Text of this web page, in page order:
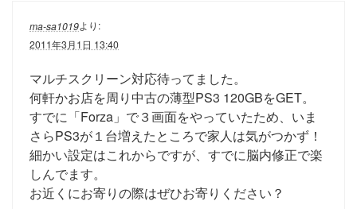
ma-sa1019より:
2011年3月1日 13:40
マルチスクリーン対応待ってました。
何軒かお店を周り中古の薄型PS3 120GBをGET。
すでに「Forza」で３画面をやっていたため、いま
さらPS3が１台増えたところで家人は気がつかず！
細かい設定はこれからですが、すでに脳内修正で楽
しんでます。
お近くにお寄りの際はぜひお寄りください？